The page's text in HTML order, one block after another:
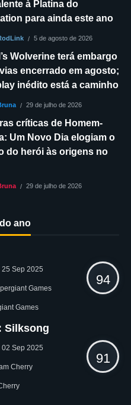
à Platina do
para ainda este ano
5 de agosto de 2026
Wolverine terá embargo
encerrado em agosto;
inédito está a caminho
29 de julho de 2026
críticas de Homem-
Um Novo Dia elogiam o
do herói às origens no
29 de julho de 2026
ano
25 Sep 2025
Games
Games
94
Silksong
02 Sep 2025
Cherry
91